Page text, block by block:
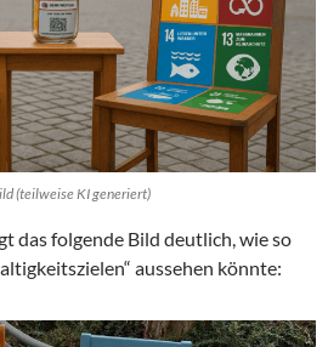
(teilweise KI generiert)
das folgende Bild deutlich, wie so
aussehen könnte: